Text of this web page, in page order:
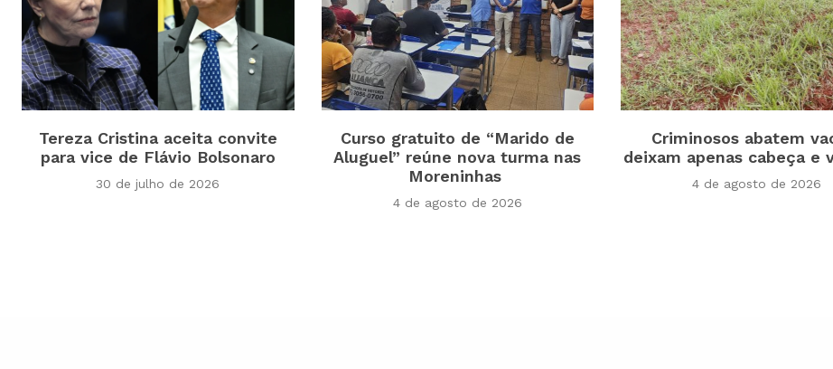
Tereza Cristina aceita convite
para vice de Flávio Bolsonaro
30 de julho de 2026
Curso gratuito de “Marido de
Aluguel” reúne nova turma nas
Moreninhas
4 de agosto de 2026
Criminosos abatem
deixam apenas cabeça e
4 de agosto de 2026